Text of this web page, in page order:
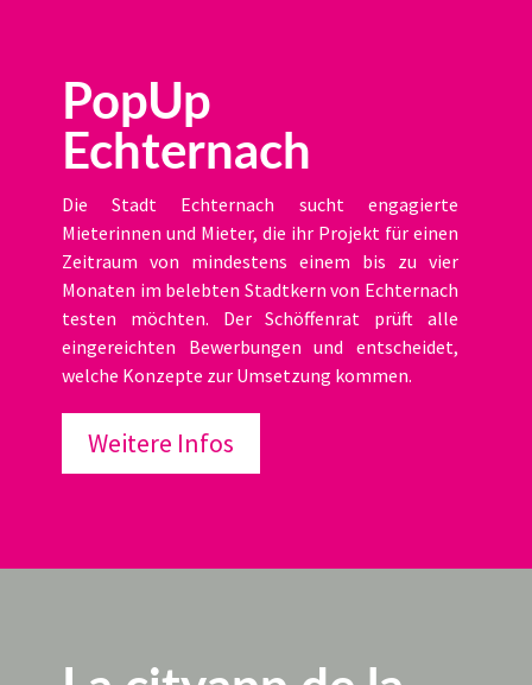
PopUp
Echternach
Die Stadt Echternach sucht engagierte
Mieterinnen und Mieter, die ihr Projekt für einen
Zeitraum von mindestens einem bis zu vier
Monaten im belebten Stadtkern von Echternach
testen möchten. Der Schöffenrat prüft alle
eingereichten Bewerbungen und entscheidet,
welche Konzepte zur Umsetzung kommen.
Weitere Infos